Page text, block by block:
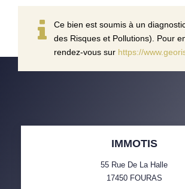
Ce bien est soumis à un
des Risques et Pollutions). Pour
rendez-vous sur https://
IMMOTIS
55 Rue De La Halle
17450 FOURAS